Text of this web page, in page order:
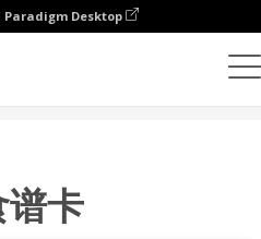
Paradigm Desktop
卡